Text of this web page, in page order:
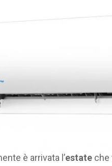
è arrivata l’estate che